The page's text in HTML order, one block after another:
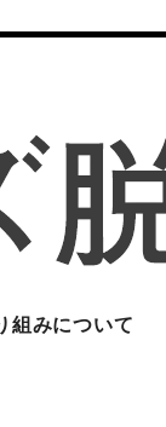
組みについて